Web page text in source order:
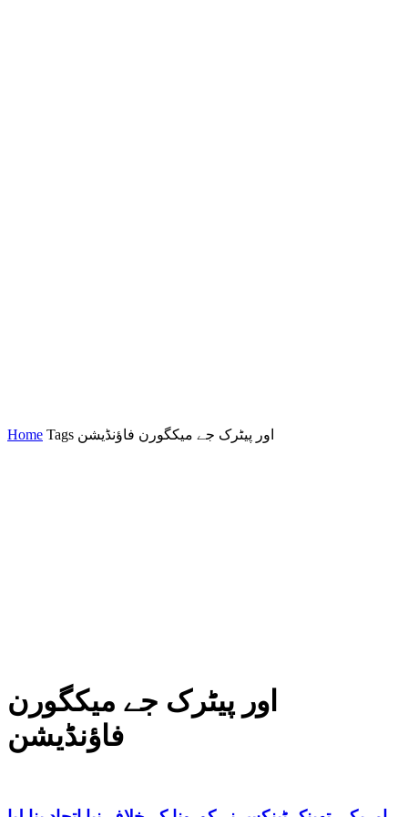
Home Tags اور پیٹرک جے میکگورن فاؤنڈیشن
اور پیٹرک جے میکگورن
فاؤنڈیشن